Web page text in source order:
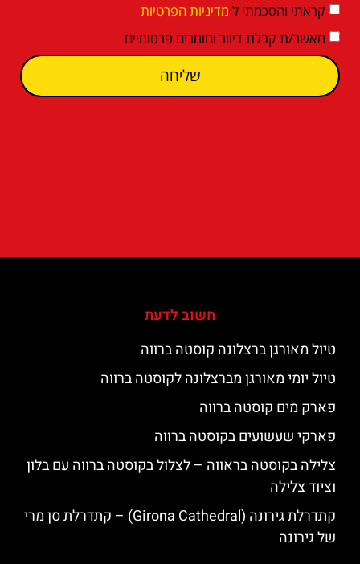
קראתי והסכמתי ל מדיניות הפרטיות
מאשר/ת קבלת דיוור וחומרים פרסומיים
שליחה
חשוב לדעת
טיול מאורגן ברצלונה קוסטה ברווה
טיול יומי מאורגן מברצלונה לקוסטה ברווה
פארק מים קוסטה ברווה
פארקי שעשועים בקוסטה ברווה
צלילה בקוסטה בראווה – לצלול בקוסטה ברווה עם בלון
וציוד צלילה
קתדרלת גירונה (Girona Cathedral) – קתדרלת סן מרי
של גירונה